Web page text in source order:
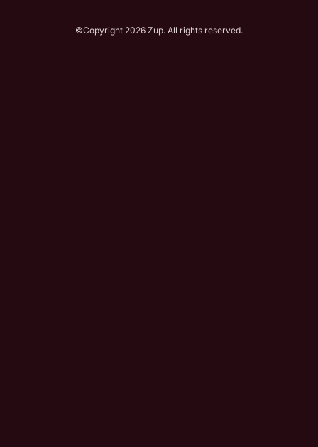
©Copyright 2026 Zup. All rights reserved.